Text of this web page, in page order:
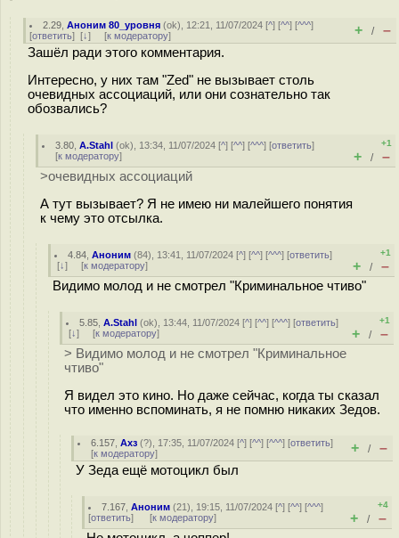
2.29 ,Аноним 80_уровня (ok), 12:21, 11/07/2024 [^] [^^] [^^^]
[ответить] [↓] [к модератору] + / –
Зашёл ради этого комментария.
Интересно, у них там "Zed" не вызывает столь
очевидных ассоциаций, или они сознательно так
обозвались?
3.80 ,A.Stahl (ok), 13:34, 11/07/2024 [^] [^^] [^^^] [ответить]
[к модератору]
+1
+ / –
>очевидных ассоциаций
А тут вызывает? Я не имею ни малейшего понятия
к чему это отсылка.
4.84 ,Аноним (84), 13:41, 11/07/2024 [^] [^^] [^^^] [ответить]
[↓] [к модератору]
+1
+ / –
Видимо молод и не смотрел "Криминальное чтиво"
5.85 ,A.Stahl (ok), 13:44, 11/07/2024 [^] [^^] [^^^] [ответить]
[↓] [к модератору]
+1
+ / –
> Видимо молод и не смотрел "Криминальное
чтиво"
Я видел это кино. Но даже сейчас, когда ты сказал
что именно вспоминать, я не помню никаких Зедов.
6.157 ,Ахз (?), 17:35, 11/07/2024 [^] [^^] [^^^] [ответить]
[к модератору] + / –
У Зеда ещё мотоцикл был
7.167 ,Аноним (21), 19:15, 11/07/2024 [^] [^^] [^^^]
[ответить] [к модератору]
+4
+ / –